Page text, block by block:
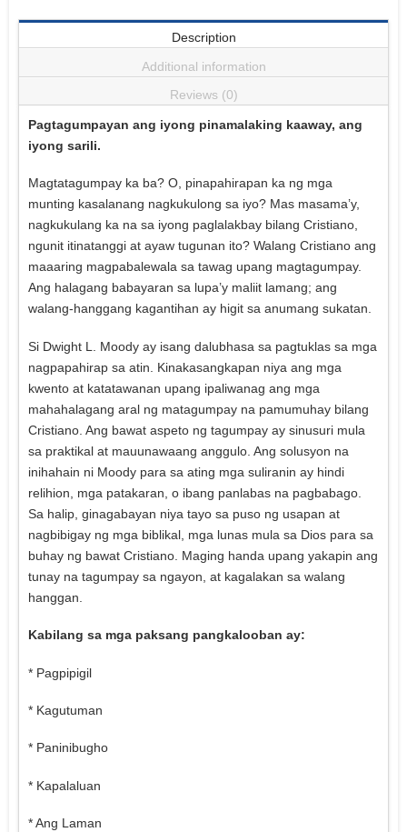
Description
Additional information
Reviews (0)
Pagtagumpayan ang iyong pinamalaking kaaway, ang
iyong sarili.
Magtatagumpay ka ba? O, pinapahirapan ka ng mga
munting kasalanang nagkukulong sa iyo? Mas masama’y,
nagkukulang ka na sa iyong paglalakbay bilang Cristiano,
ngunit itinatanggi at ayaw tugunan ito? Walang Cristiano ang
maaaring magpabalewala sa tawag upang magtagumpay.
Ang halagang babayaran sa lupa’y maliit lamang; ang
walang-hanggang kagantihan ay higit sa anumang sukatan.
Si Dwight L. Moody ay isang dalubhasa sa pagtuklas sa mga
nagpapahirap sa atin. Kinakasangkapan niya ang mga
kwento at katatawanan upang ipaliwanag ang mga
mahahalagang aral ng matagumpay na pamumuhay bilang
Cristiano. Ang bawat aspeto ng tagumpay ay sinusuri mula
sa praktikal at mauunawaang anggulo. Ang solusyon na
inihahain ni Moody para sa ating mga suliranin ay hindi
relihion, mga patakaran, o ibang panlabas na pagbabago.
Sa halip, ginagabayan niya tayo sa puso ng usapan at
nagbibigay ng mga biblikal, mga lunas mula sa Dios para sa
buhay ng bawat Cristiano. Maging handa upang yakapin ang
tunay na tagumpay sa ngayon, at kagalakan sa walang
hanggan.
Kabilang sa mga paksang pangkalooban ay:
* Pagpipigil
* Kagutuman
* Paninibugho
* Kapalaluan
* Ang Laman